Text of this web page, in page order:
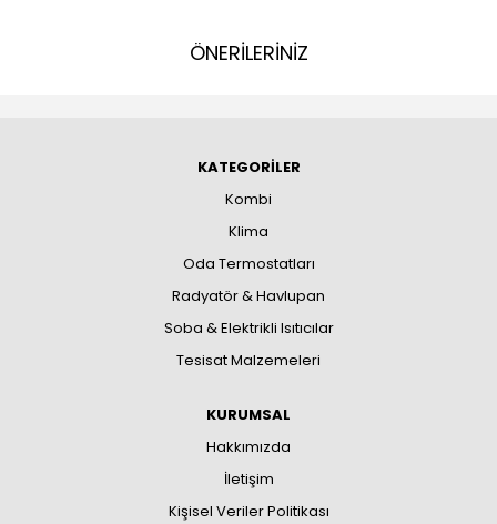
ÖNERİLERİNİZ
KATEGORİLER
Kombi
Klima
Oda Termostatları
Radyatör & Havlupan
Soba & Elektrikli Isıtıcılar
Tesisat Malzemeleri
KURUMSAL
Hakkımızda
İletişim
Kişisel Veriler Politikası